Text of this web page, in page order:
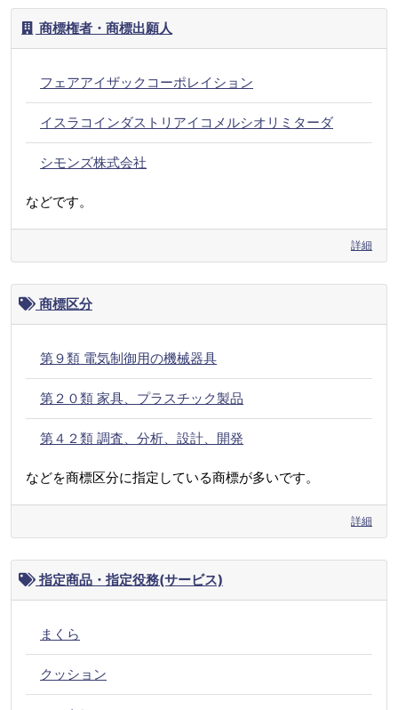
商標権者・商標出願人
フェアアイザックコーポレイション
イスラコインダストリアイコメルシオリミターダ
シモンズ株式会社
などです。
詳細
商標区分
第９類 電気制御用の機械器具
第２０類 家具、プラスチック製品
第４２類 調査、分析、設計、開発
などを商標区分に指定している商標が多いです。
詳細
指定商品・指定役務(サービス)
まくら
クッション